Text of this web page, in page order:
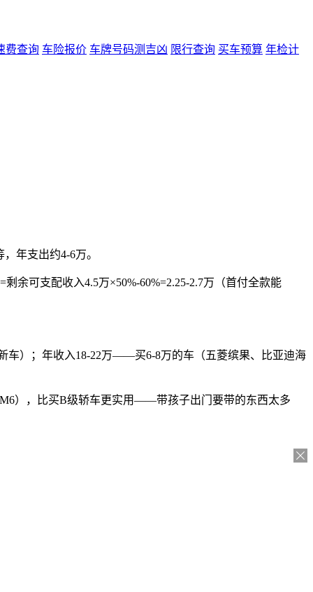
费查询 车险报价 车牌号码测吉凶 限行查询 买车预算 年检计
年支出约4-6万。
余可支配收入4.5万×50%-60%=2.25-2.7万（首付全款能
车）；年收入18-22万——买6-8万的车（五菱缤果、比亚迪海
），比买B级轿车更实用——带孩子出门要带的东西太多